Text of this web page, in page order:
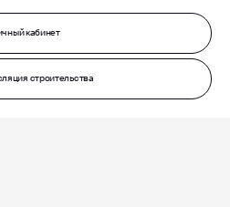
кабинет
строительства